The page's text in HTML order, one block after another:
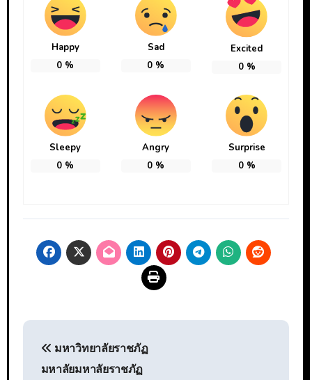
Happy
0 %
Sad
0 %
Excited
0%
Sleepy
0 %
Angry
0 %
Surprise
0%
แนะแนว
เรื่องมหาวิทยาลัยราชภัฏ
มหาลัยมหาลัยราชภัฏ